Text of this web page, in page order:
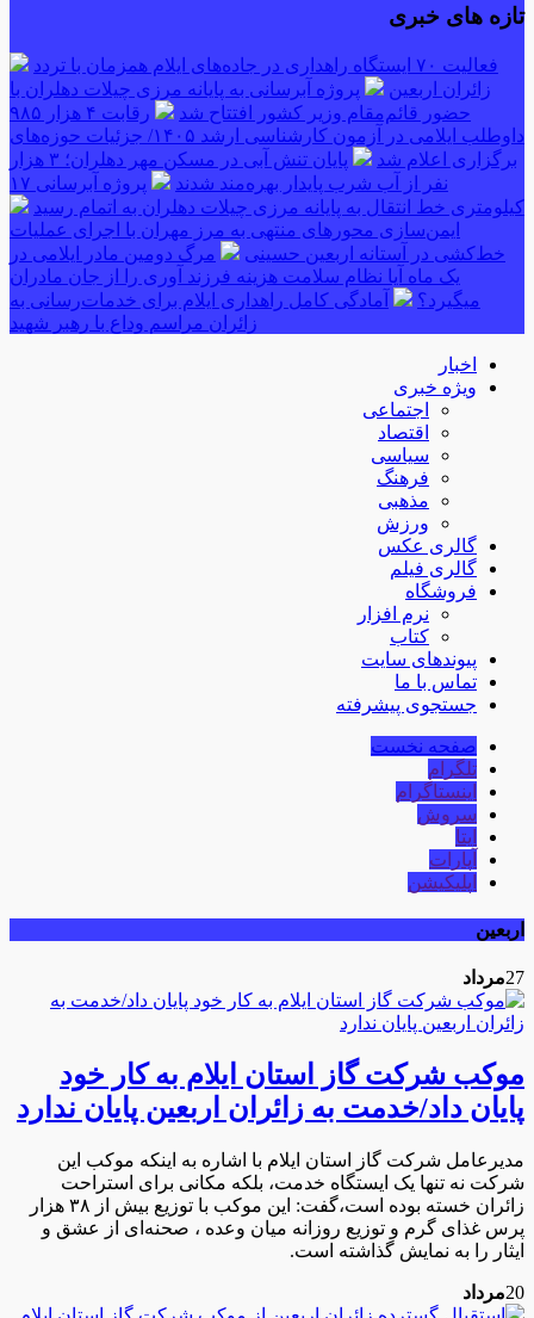
تازه های خبری
فعالیت ۷۰ ایستگاه راهداری در جاده‌های ایلام همزمان با تردد
زائران اربعین
پروژه آبرسانی به پایانه مرزی چیلات دهلران با
حضور قائم‌مقام وزیر کشور افتتاح شد
رقابت ۴ هزار ۹۸۵
داوطلب ایلامی در آزمون کارشناسی ارشد ۱۴۰۵/ جزئیات حوزه‌های
برگزاری اعلام شد
پایان تنش آبی در مسکن مهر دهلران؛ ۳ هزار
نفر از آب شرب پایدار بهره‌مند شدند
پروژه آبرسانی ۱۷
کیلومتری خط انتقال به پایانه مرزی چیلات دهلران به اتمام رسید
ایمن‌سازی محورهای منتهی به مرز مهران با اجرای عملیات
خط‌کشی در آستانه اربعین حسینی
مرگ دومین مادر ایلامی در
یک ماه آیا نظام سلامت هزینه فرزند آوری را از جان مادران
میگیرد؟
آمادگی کامل راهداری ایلام برای خدمات‌رسانی به
زائران مراسم وداع با رهبر شهید
اخبار
ویژه خبری
اجتماعی
اقتصاد
سیاسی
فرهنگ
مذهبی
ورزش
گالری عکس
گالری فیلم
فروشگاه
نرم افزار
کتاب
پیوندهای سایت
تماس با ما
جستجوی پیشرفته
صفحه نخست
تلگرام
اینستاگرام
سروش
ایتا
آپارات
اپلیکیشن
اربعین
27مرداد
موکب شرکت گاز استان ایلام به کار خود
پایان داد/خدمت به زائران اربعین پایان ندارد
مدیرعامل شرکت گاز استان ایلام با اشاره به اینکه موکب این
شرکت نه تنها یک ایستگاه خدمت، بلکه مکانی برای استراحت
زائران خسته بوده است،گفت: این موکب با توزیع بیش از ۳۸ هزار
پرس غذای گرم و توزیع روزانه میان وعده ، صحنه‌ای از عشق و
ایثار را به نمایش گذاشته است.
20مرداد